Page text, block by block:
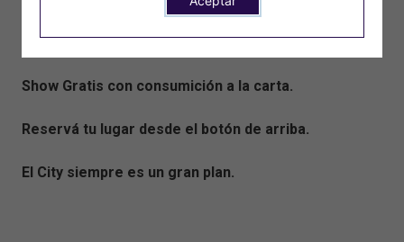
Show Gratis con consumición a la carta.
Reservá tu lugar desde el botón de arriba.
El City siempre es un gran plan.